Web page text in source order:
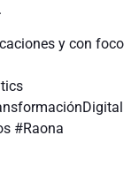
.
y con foco
#Raona